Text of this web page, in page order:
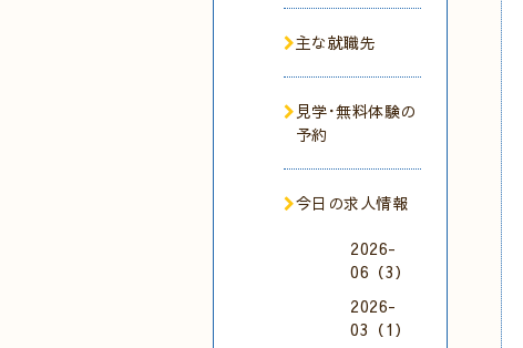
主な就職先
見学･無料体験の
予約
今日の求人情報
2026-
06（3）
2026-
03（1）